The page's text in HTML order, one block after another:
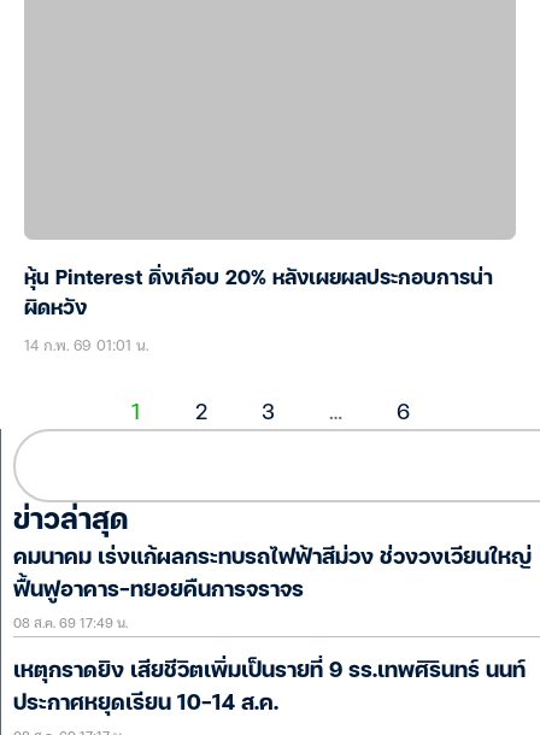
หุ้น Pinterest ดิ่งเกือบ 20% หลังเผยผลประกอบการน่า
ผิดหวัง
14 ก.พ. 69 01:01 น.
1 2 3 … 6
ข่าวล่าสุด
คมนาคม เร่งแก้ผลกระทบรถไฟฟ้าสีม่วง ช่วงวงเวียนใหญ่
ฟื้นฟูอาคาร-ทยอยคืนการจราจร
08 ส.ค. 69 17:49 น.
เหตุกราดยิง เสียชีวิตเพิ่มเป็นรายที่ 9 รร.เทพศิรินทร์ นนท์
ประกาศหยุดเรียน 10-14 ส.ค.